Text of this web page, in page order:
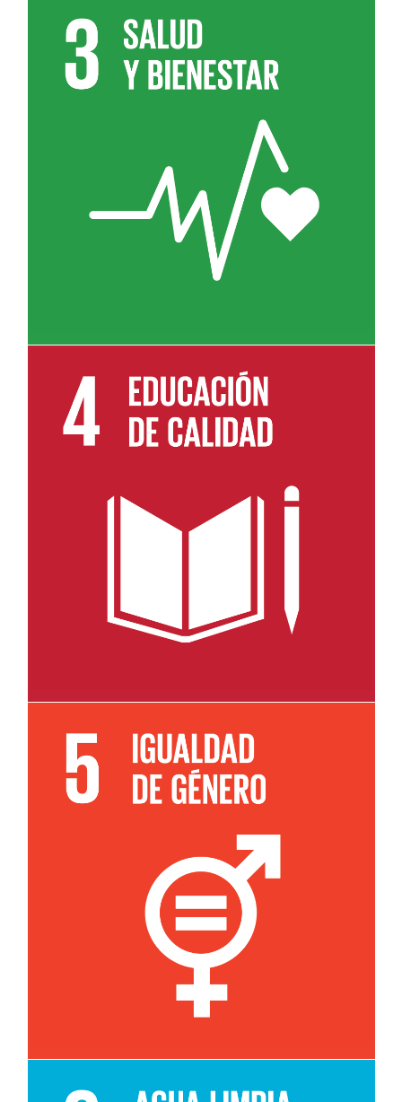
Leer más sobre el objetivo 3
Leer más sobre el objetivo 4
Leer más sobre el objetivo 5e